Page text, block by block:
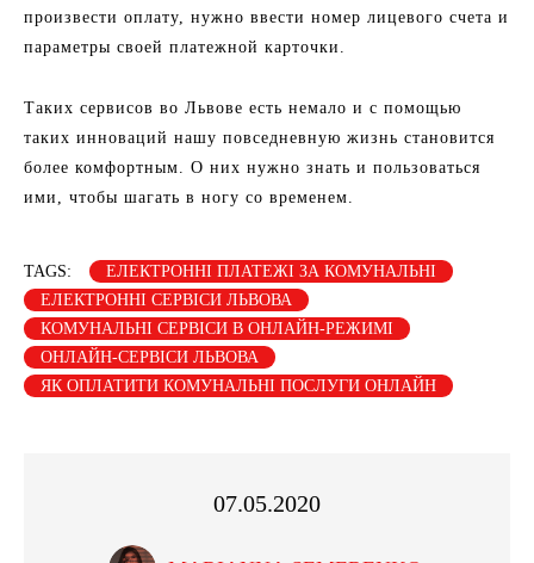
произвести оплату, нужно ввести номер лицевого счета и
параметры своей платежной карточки.
Таких сервисов во Львове есть немало и с помощью
таких инноваций нашу повседневную жизнь становится
более комфортным. О них нужно знать и пользоваться
ими, чтобы шагать в ногу со временем.
TAGS:
ЕЛЕКТРОННІ ПЛАТЕЖІ ЗА КОМУНАЛЬНІ
ЕЛЕКТРОННІ СЕРВІСИ ЛЬВОВА
КОМУНАЛЬНІ СЕРВІСИ В ОНЛАЙН-РЕЖИМІ
ОНЛАЙН-СЕРВІСИ ЛЬВОВА
ЯК ОПЛАТИТИ КОМУНАЛЬНІ ПОСЛУГИ ОНЛАЙН
07.05.2020